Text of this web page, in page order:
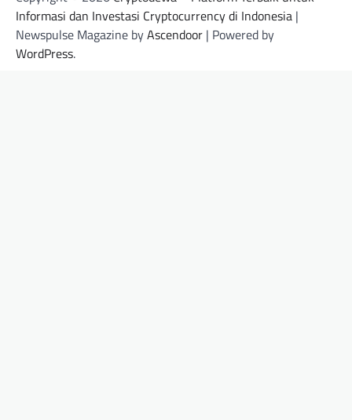
Informasi dan Investasi Cryptocurrency di Indonesia |
Newspulse Magazine byAscendoor | Powered by
WordPress.